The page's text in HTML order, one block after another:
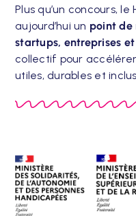
Plus qu’un concours,
aujourd’hui un point de
startups, entreprises
collectif pour
utiles, durables et